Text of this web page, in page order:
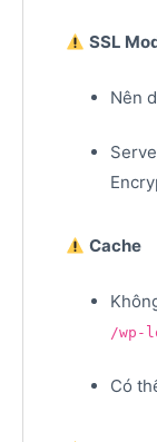
SSL
Nên
Cache
/wp-
Có